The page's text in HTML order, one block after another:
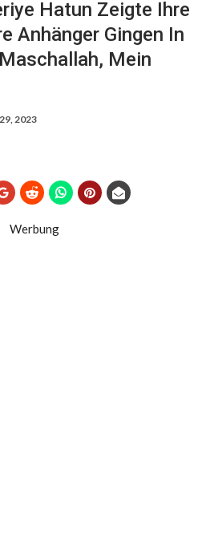
Hatun Zeigte Ihre
Anhänger Gingen In
Mein
2023
Werbung